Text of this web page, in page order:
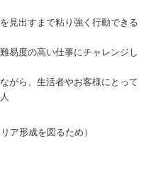
見出すまで粘り強く行動できる
易度の高い仕事にチャレンジし
がら、生活者やお客様にとって
ア形成を図るため）